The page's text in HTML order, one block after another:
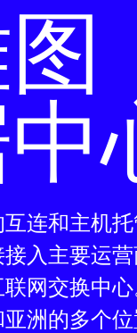
连和主机
入主要运
网交换中心
洲的多个